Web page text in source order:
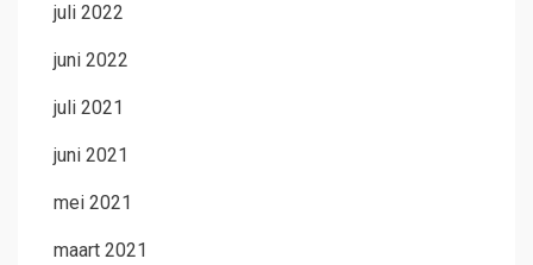
juli 2022
juni 2022
juli 2021
juni 2021
mei 2021
maart 2021